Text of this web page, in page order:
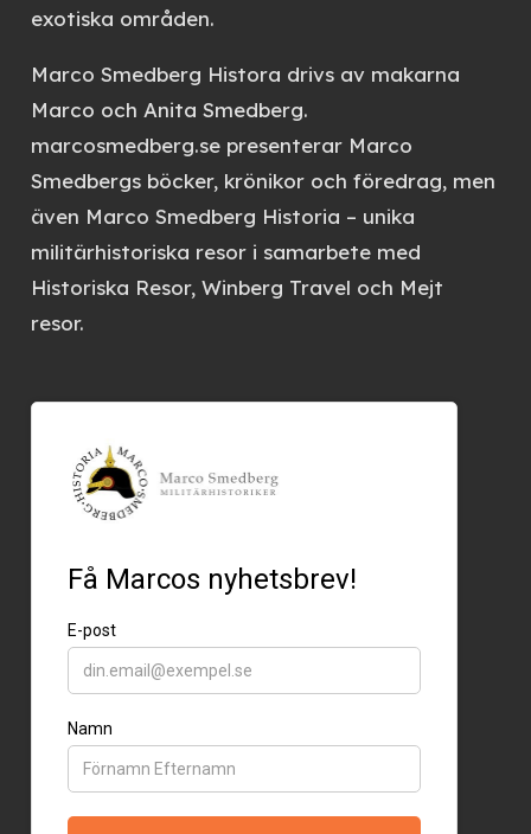
exotiska områden.
Marco Smedberg Histora drivs av makarna
Marco och Anita Smedberg.
marcosmedberg.sepresenterar Marco
Smedbergs böcker, krönikor och föredrag, men
även Marco Smedberg Historia – unika
militärhistoriska resor i samarbete med
Historiska Resor, Winberg Travel och Mejt
resor.